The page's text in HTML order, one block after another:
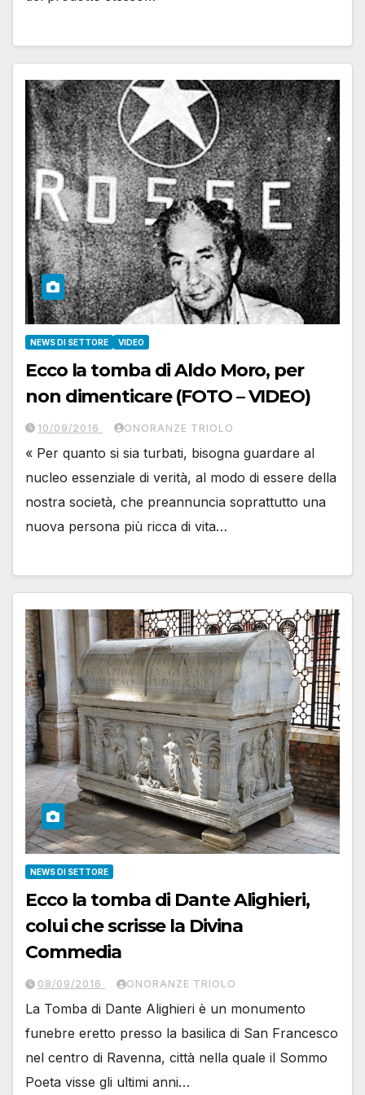
NEWS DI SETTORE VIDEO
Ecco la tomba di Aldo Moro, per
non dimenticare (FOTO – VIDEO)
10/09/2016 ONORANZE TRIOLO
« Per quanto si sia turbati, bisogna guardare al
nucleo essenziale di verità, al modo di essere della
nostra società, che preannuncia soprattutto una
nuova persona più ricca di vita…
NEWS DI SETTORE
Ecco la tomba di Dante Alighieri,
colui che scrisse la Divina
Commedia
08/09/2016 ONORANZE TRIOLO
La Tomba di Dante Alighieri è un monumento
funebre eretto presso la basilica di San Francesco
nel centro di Ravenna, città nella quale il Sommo
Poeta visse gli ultimi anni…